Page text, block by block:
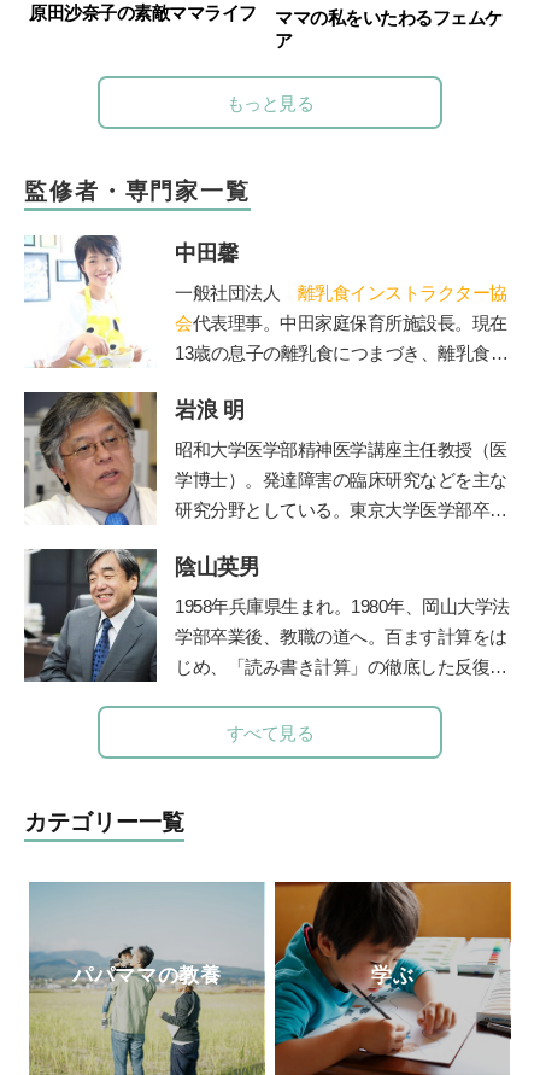
原田沙奈子の素敵ママライフ
ママの私をいたわるフェムケ
ア
もっと見る
監修者・専門家一覧
中田馨
一般社団法人 離乳食インストラクター協
会代表理事。中田家庭保育所施設長。現在
13歳の息子の離乳食につまづき、離乳食を
標」をモットーに、20年の保育士としての
経験を生かしながら赤ちゃんとママに寄り
添う、和食を大切にした「和の離乳食」を
伝えている。保育、講演、執筆などの分野
ラクター協会2級・1級・養成講座はこれま
で2500人が受講。
岩浪 明
昭和大学医学部精神医学講座主任教授（医
学博士）。発達障害の臨床研究などを主な
研究分野としている。東京大学医学部卒業
東京大学医学部精神医学教室助教授、埼玉
医科大学准教授などを経て、2012年より現
職。2015年より昭和大学附属烏山病院長 を
兼任、ADHD専門外来を担当。著書に、ベ
書）など多数。
陰山英男
1958年兵庫県生まれ。1980年、岡山大学法
学部卒業後、教職の道へ。百ます計算をは
じめ、「読み書き計算」の徹底した反復学
の学力を驚異的に向上させた。その指導法
である「陰山メソッド」は、教育者、保護
材かした『徹底反復シリーズ』は、総計77
0万部の大ベストセラーとなっている。現
在、YouTube『陰山英男公式チャンネル』
で授業や講演を公開して注目を集めてい
http://kageyamahideo.com/
すべて見る
カテゴリー一覧
パパママの教養 学ぶ